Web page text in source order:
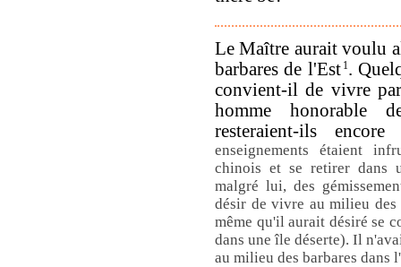
Le Maître aurait voulu
barbares de l'Est 1.
convient-il de vivre
homme honorable
resteraient-ils
enseignements étaient
chinois et se retirer dans
malgré lui, des
désir de vivre au milieu
même qu'il aurait désiré se
dans une île déserte). Il
au milieu des barbares